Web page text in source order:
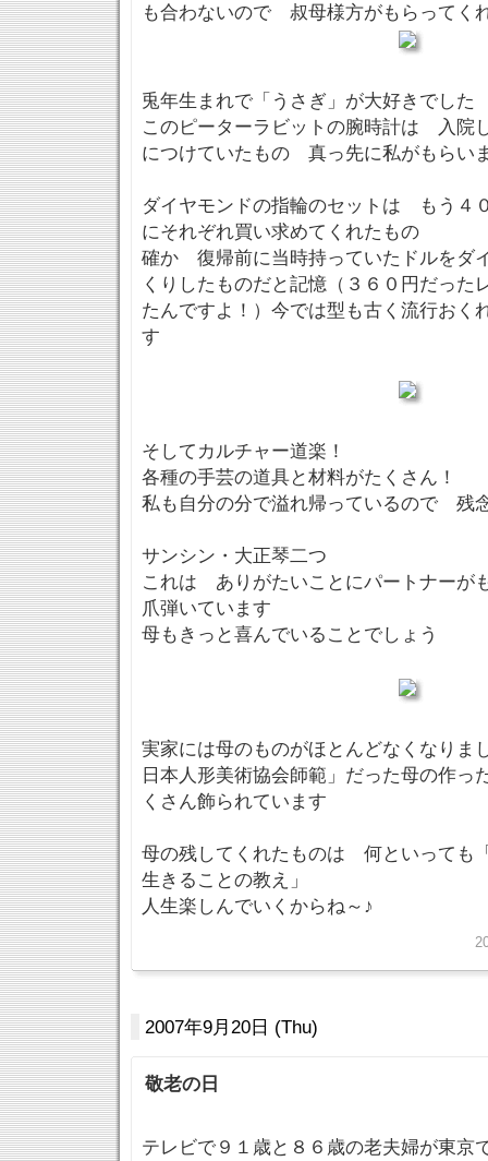
も合わないので 叔母様方がもらってく
兎年生まれで「うさぎ」が大好きでした
このピーターラビットの腕時計は 入院
につけていたもの 真っ先に私がもらい
ダイヤモンドの指輪のセットは もう４
にそれぞれ買い求めてくれたもの
確か 復帰前に当時持っていたドルをダ
くりしたものだと記憶（３６０円だった
たんですよ！）今では型も古く流行お
す
そしてカルチャー道楽！
各種の手芸の道具と材料がたくさん！
私も自分の分で溢れ帰っているので 残
サンシン・大正琴二つ
これは ありがたいことにパートナーが
爪弾いています
母もきっと喜んでいることでしょう
実家には母のものがほとんどなくなり
日本人形美術協会師範」だった母の作っ
くさん飾られています
母の残してくれたものは 何といっても
生きることの教え」
人生楽しんでいくからね～♪
2007年9月20日 (Thu)
敬老の日
テレビで９１歳と８６歳の老夫婦が東京